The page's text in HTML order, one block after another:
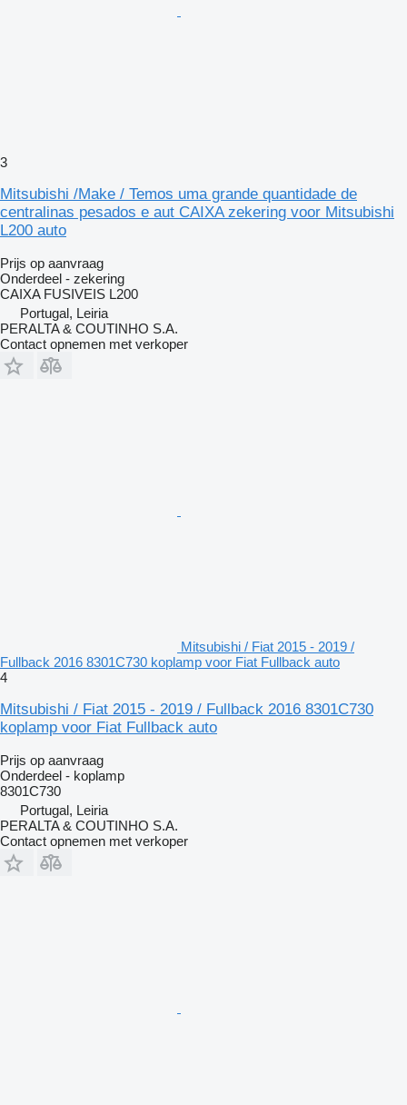
3
Mitsubishi /Make / Temos uma grande quantidade de
centralinas pesados e aut CAIXA zekering voor Mitsubishi
L200 auto
Prijs op aanvraag
Onderdeel - zekering
CAIXA FUSIVEIS L200
Portugal, Leiria
PERALTA & COUTINHO S.A.
Contact opnemen met verkoper
Mitsubishi / Fiat 2015 - 2019 /
Fullback 2016 8301C730 koplamp voor Fiat Fullback auto
4
Mitsubishi / Fiat 2015 - 2019 / Fullback 2016 8301C730
koplamp voor Fiat Fullback auto
Prijs op aanvraag
Onderdeel - koplamp
8301C730
Portugal, Leiria
PERALTA & COUTINHO S.A.
Contact opnemen met verkoper